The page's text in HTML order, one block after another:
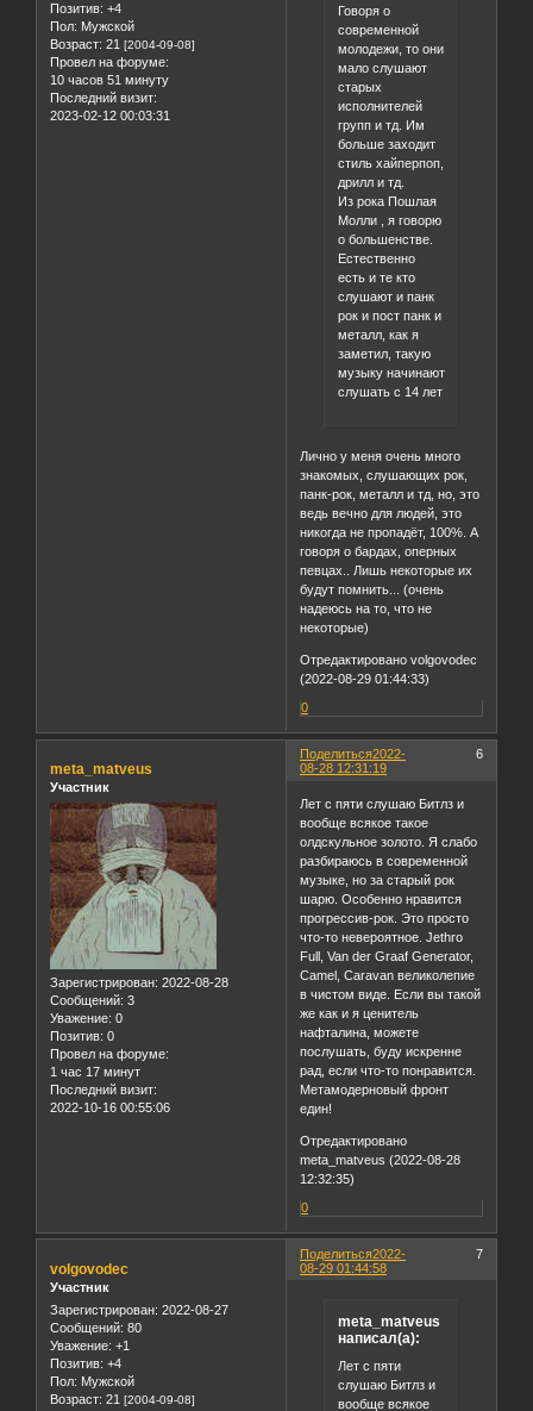
Позитив: +4
Пол: Мужской
Возраст: 21 [2004-09-08]
Провел на форуме:
10 часов 51 минуту
Последний визит:
2023-02-12 00:03:31
Говоря о
современной
молодежи, то они
мало слушают
старых
исполнителей
групп и тд. Им
больше заходит
стиль хайперпоп,
дрилл и тд.
Из рока Пошлая
Молли , я говорю
о большенстве.
Естественно
есть и те кто
слушают и панк
рок и пост панк и
металл, как я
заметил, такую
музыку начинают
слушать с 14 лет
Лично у меня очень много
знакомых, слушающих рок,
панк-рок, металл и тд, но, это
ведь вечно для людей, это
никогда не пропадёт, 100%. А
говоря о бардах, оперных
певцах.. Лишь некоторые их
будут помнить... (очень
надеюсь на то, что не
некоторые)
Отредактировано volgovodec
(2022-08-29 01:44:33)
0
Поделиться 6
2022-
08-28 12:31:19
meta_matveus
Участник
Зарегистрирован: 2022-08-28
Сообщений: 3
Уважение: 0
Позитив: 0
Провел на форуме:
1 час 17 минут
Последний визит:
2022-10-16 00:55:06
Лет с пяти слушаю Битлз и
вообще всякое такое
олдскульное золото. Я слабо
разбираюсь в современной
музыке, но за старый рок
шарю. Особенно нравится
прогрессив-рок. Это просто
что-то невероятное. Jethro
Full, Van der Graaf Generator,
Camel, Caravan великолепие
в чистом виде. Если вы такой
же как и я ценитель
нафталина, можете
послушать, буду искренне
рад, если что-то понравится.
Метамодерновый фронт
един!
Отредактировано
meta_matveus (2022-08-28
12:32:35)
0
Поделиться 7
2022-
08-29 01:44:58
volgovodec
Участник
Зарегистрирован: 2022-08-27
Сообщений: 80
Уважение: +1
Позитив: +4
Пол: Мужской
Возраст: 21 [2004-09-08]
meta_matveus
написал(а):
Лет с пяти
слушаю Битлз и
вообще всякое